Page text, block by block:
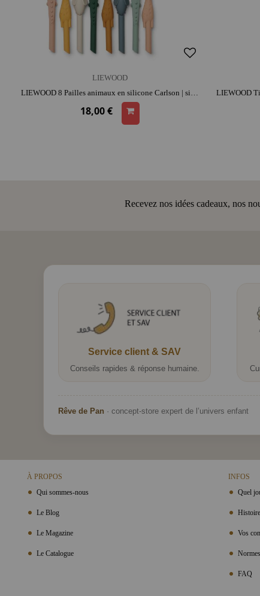
LIEWOOD
18,00 €
Recevez nos idées cadeaux, nos
Service client & SAV
Conseils rapides & réponse humaine.
Rêve de Pan · concept-store expert de l’univers enfant
À PROPOS
Qui sommes-nous
Le Blog
Le Magazine
Le Catalogue
INFOS
Quel
Vos
FAQ